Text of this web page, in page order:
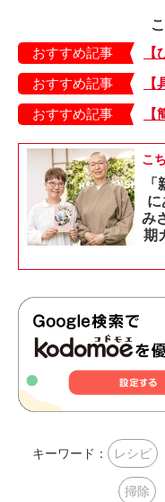
おすすめ記事
おすすめ記事
おすすめ記事
こ
に
み
期
キーワード： レシピ
掃除